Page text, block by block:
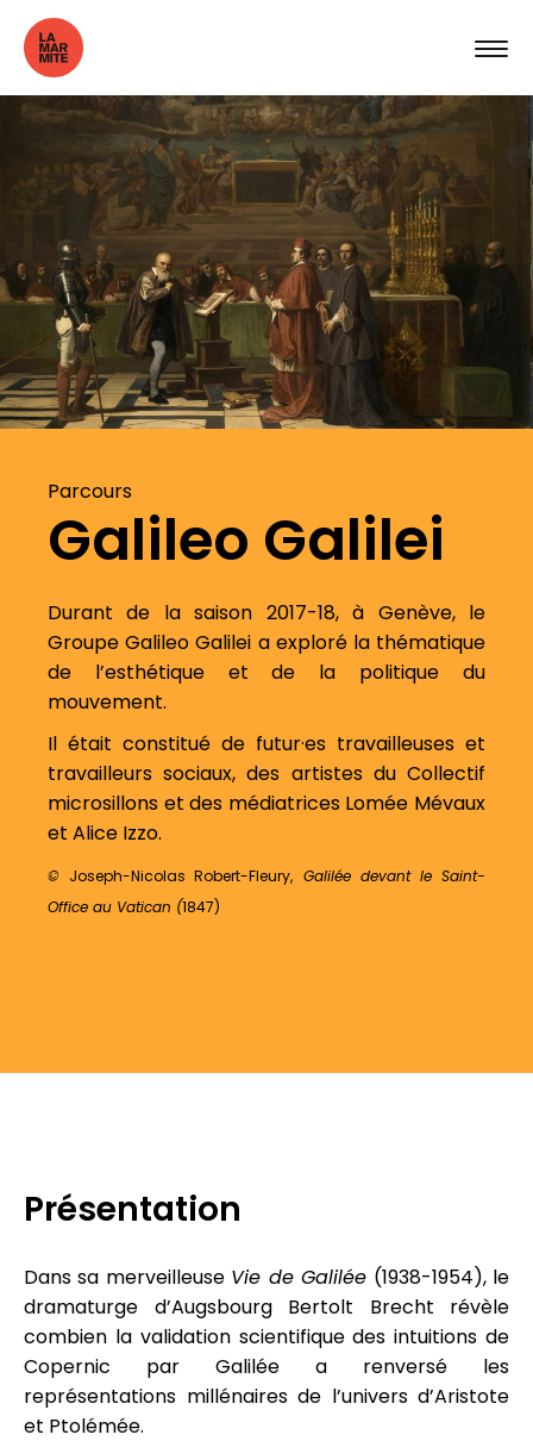
Parcours
Galileo Galilei
Durant de la saison 2017-18, à Genève, le
Groupe Galileo Galilei a exploré la thématique
de l’esthétique et de la politique du
mouvement.
Il était constitué de futur·es travailleuses et
travailleurs sociaux, des artistes du Collectif
microsillons et des médiatrices Lomée Mévaux
et Alice Izzo.
© Joseph-Nicolas Robert-Fleury, Galilée devant le Saint-
Office au Vatican (1847)
Présentation
Dans sa merveilleuse Vie de Galilée (1938-1954), le
dramaturge d’Augsbourg Bertolt Brecht révèle
combien la validation scientifique des intuitions de
Copernic par Galilée a renversé les
représentations millénaires de l’univers d’Aristote
et Ptolémée.